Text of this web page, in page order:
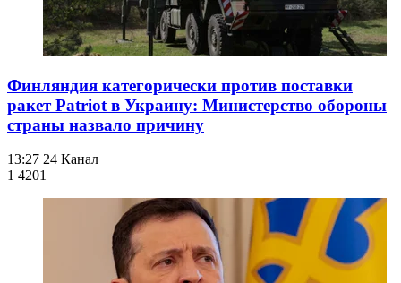
Финляндия категорически против поставки
ракет Patriot в Украину: Министерство обороны
страны назвало причину
13:27 24 Канал
1 4201